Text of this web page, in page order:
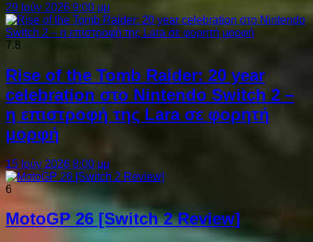
29 Ιούν 2026 9:00 μμ
7.8
Rise of the Tomb Raider: 20 year
celebration στο Nintendo Switch 2 –
η επιστροφή της Lara σε φορητή
μορφή
15 Ιούν 2026 8:00 μμ
6
MotoGP 26 [Switch 2 Review]